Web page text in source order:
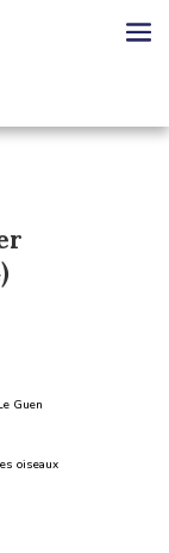
Guen
oiseaux